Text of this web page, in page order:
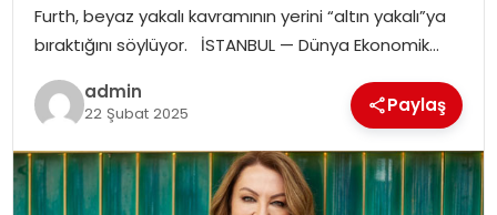
SIYASET
SPOR
YAŞAM
Furth, beyaz yakalı kavramının yerini “altın yakalı”ya
bıraktığını söylüyor. İSTANBUL — Dünya Ekonomik…
admin
22 Şubat 2025 Paylaş